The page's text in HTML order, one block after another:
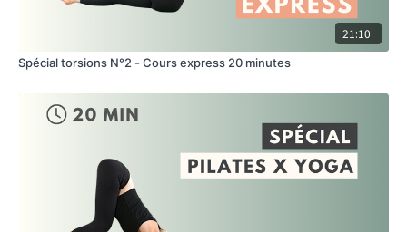
21:10
Spécial torsions N°2 - Cours express 20 minutes